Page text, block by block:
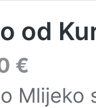
od
€
Mlijeko